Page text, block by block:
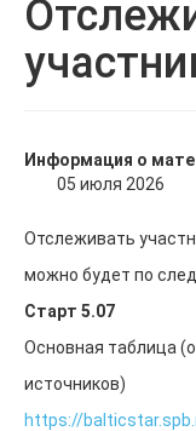
Описание
Расписание кп
Стоимость и
Регистрация
Контакты
ВОЛ
ВОЛ 2024
Стоимость и
Информация о
05 июля 2026
Отслеживать
можно будет по
Старт 5.07
Основная таблица
источников)
https://